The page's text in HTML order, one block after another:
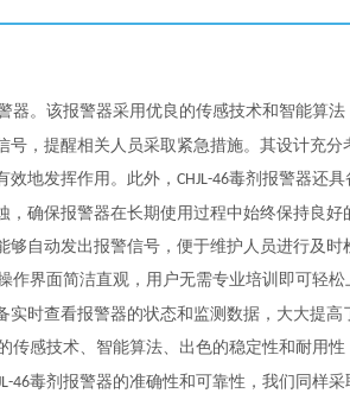
器。该报警器采用优良的传感技术和智能算
，提醒相关人员采取紧急措施。其设计充分
地发挥作用。此外， CHJL-46毒剂报警器还
确保报警器在长期使用过程中始终保持良
自动发出报警信号，便于维护人员进行及时
作界面简洁直观，用户无需专业培训即可轻
时查看报警器的状态和监测数据，大大提高
传感技术、智能算法、出色的稳定性和耐用
46毒剂报警器的准确性和可靠性，我们同样